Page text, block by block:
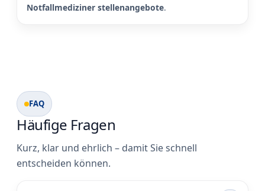
Notfallmediziner stellenangebote.
FAQ
Häufige Fragen
Kurz, klar und ehrlich – damit Sie schnell
entscheiden können.